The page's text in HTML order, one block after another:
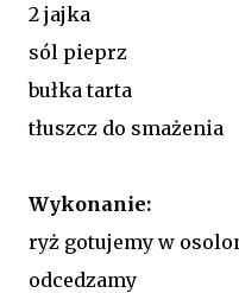
2 jajka
sól pieprz
bułka tarta
tłuszcz do smażenia
Wykonanie:
ryż gotujemy w
odcedzamy